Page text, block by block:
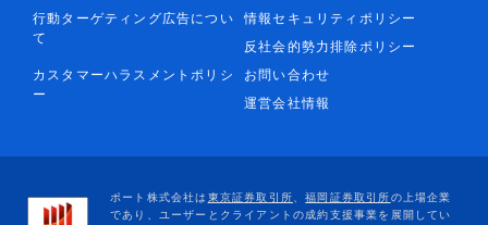
行動ターゲティング広告につい
て
情報セキュリティポリシー
反社会的勢力排除ポリシー
カスタマーハラスメントポリシ
ー
お問い合わせ
運営会社情報